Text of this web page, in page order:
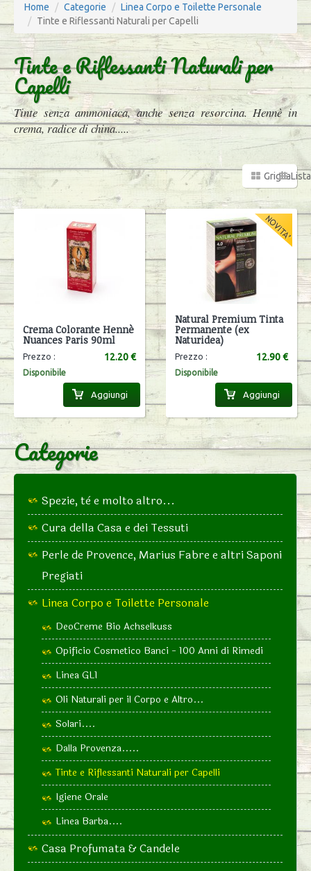
Home Categorie
Linea Corpo e Toilette Personale
Tinte e Riflessanti Naturali per Capelli
Tinte e Riflessanti Naturali per
Capelli
Tinte senza ammoniaca, anche senza resorcina. Hennè in
crema, radice di china.....
GrigliaLista
Crema Colorante Hennè
Nuances Paris 90ml
Prezzo : 12.20 €
Disponibile
Aggiungi
Natural Premium Tinta
Permanente (ex
Naturidea)
Prezzo : 12.90 €
Disponibile
Aggiungi
Categorie
Spezie, tè e molto altro...
Cura della Casa e dei Tessuti
Perle de Provence, Marius Fabre e altri Saponi
Pregiati
Linea Corpo e Toilette Personale
DeoCreme Bio Achselkuss
Opificio Cosmetico Banci - 100 Anni di Rimedi
Linea GL1
Oli Naturali per il Corpo e Altro...
Solari....
Dalla Provenza.....
Tinte e Riflessanti Naturali per Capelli
Igiene Orale
Linea Barba....
Casa Profumata & Candele